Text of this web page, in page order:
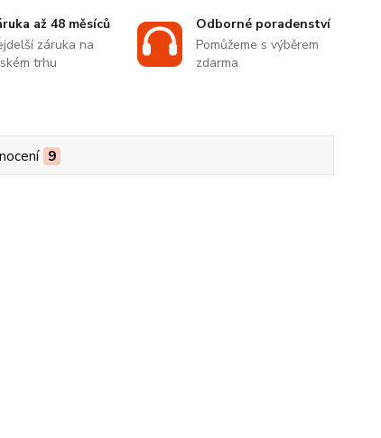
až 48 měsíců
záruka na
trhu
Odborné poradenství
Pomůžeme s výběrem
zdarma
9